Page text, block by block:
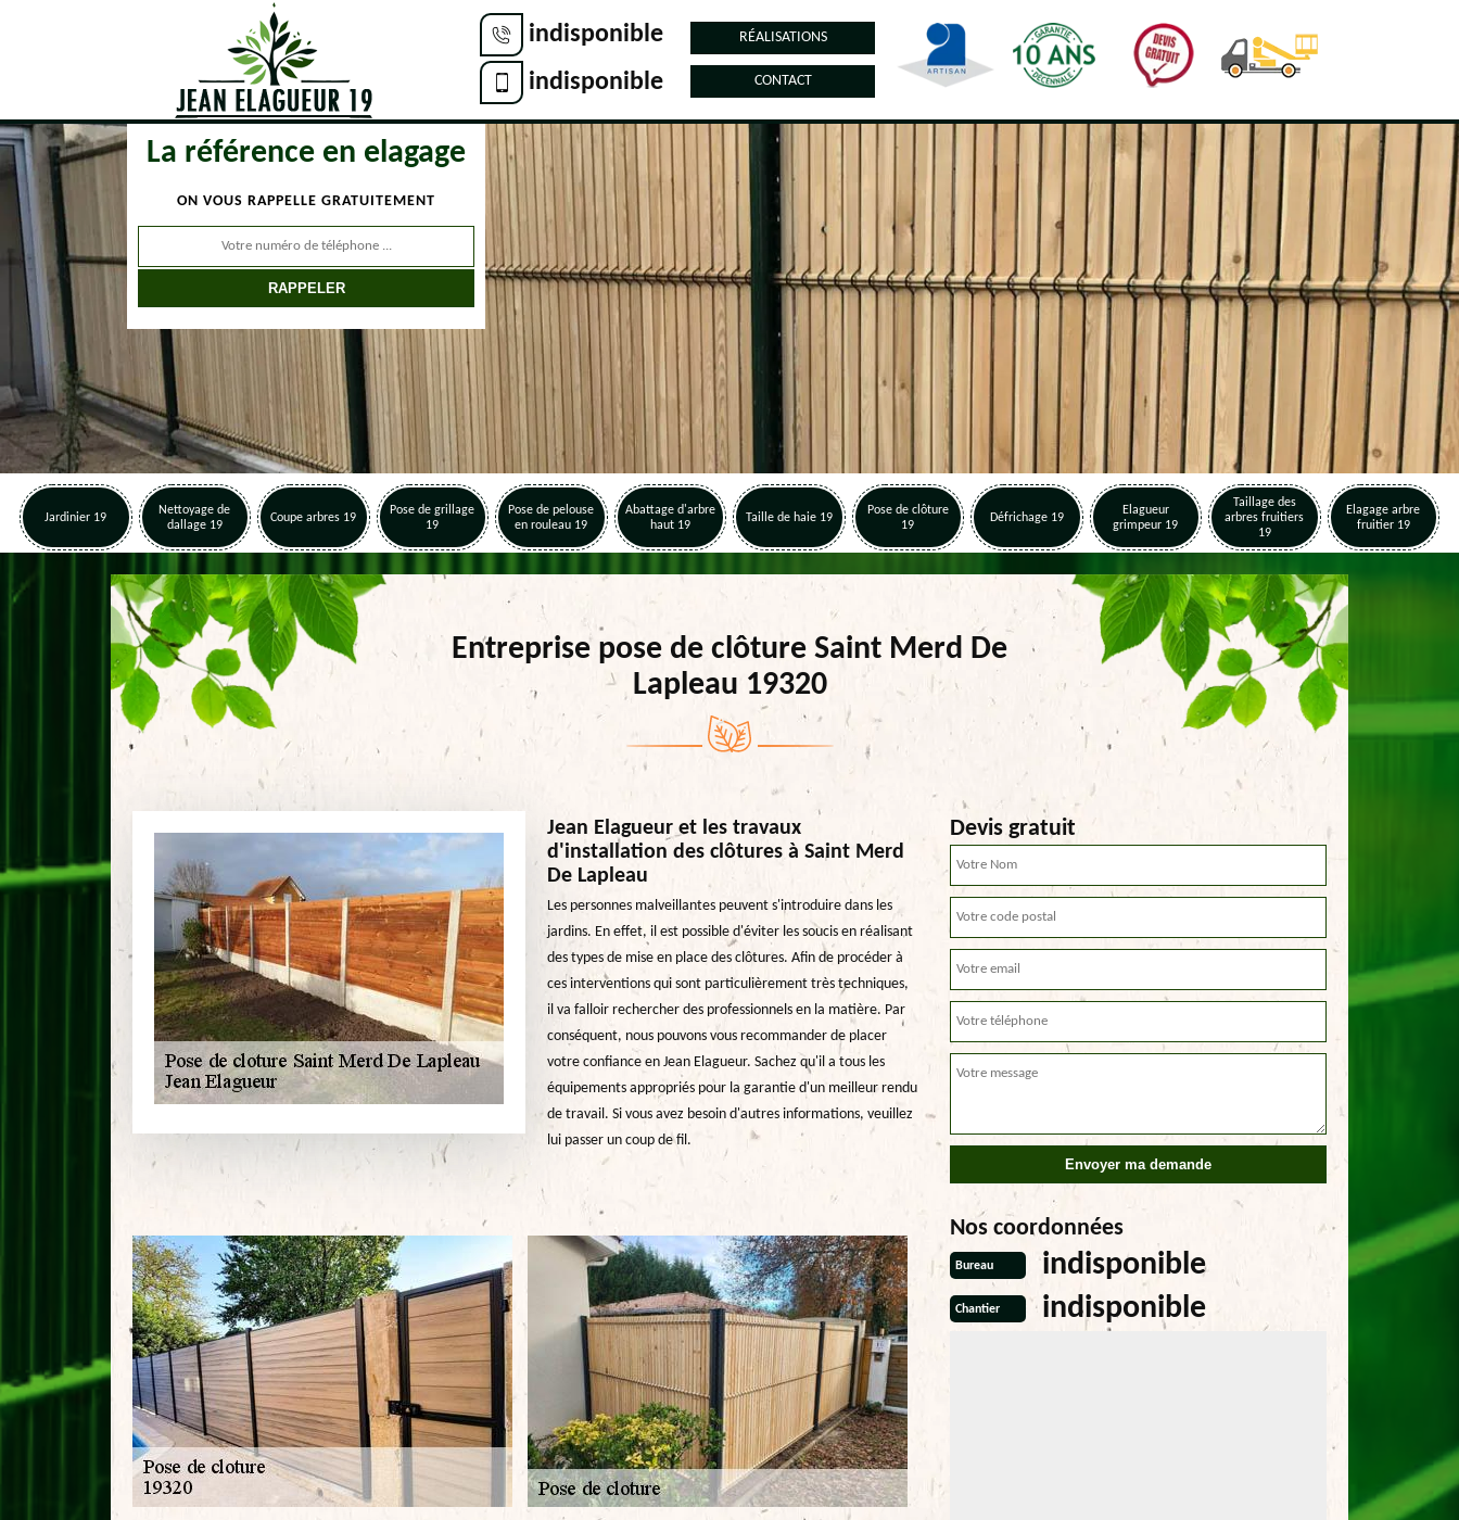
indisponible
indisponible
RÉALISATIONS
CONTACT
La référence en elagage
ON VOUS RAPPELLE GRATUITEMENT
Jardinier 19
Nettoyage de
dallage 19
Coupe arbres 19
Pose de grillage
19
Pose de pelouse
en rouleau 19
Abattage d'arbre
haut 19
Taille de haie 19
Pose de clôture
19
Défrichage 19
Elagueur
grimpeur 19
Taillage des
arbres fruitiers
19
Elagage arbre
fruitier 19
Entreprise pose de clôture Saint Merd De
Lapleau 19320
Jean Elagueur et les travaux
d'installation des clôtures à Saint Merd
De Lapleau
Les personnes malveillantes peuvent s'introduire dans les
jardins. En effet, il est possible d'éviter les soucis en réalisant
des types de mise en place des clôtures. Afin de procéder à
ces interventions qui sont particulièrement très techniques,
il va falloir rechercher des professionnels en la matière. Par
conséquent, nous pouvons vous recommander de placer
votre confiance en Jean Elagueur. Sachez qu'il a tous les
équipements appropriés pour la garantie d'un meilleur rendu
de travail. Si vous avez besoin d'autres informations, veuillez
lui passer un coup de fil.
Devis gratuit
Nos coordonnées
Bureau indisponible
Chantier indisponible